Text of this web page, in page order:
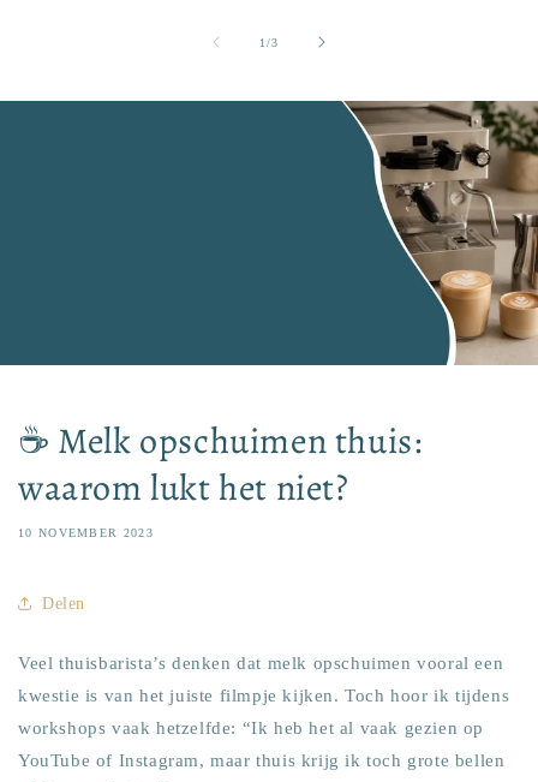
1/van
3
☕ Melk opschuimen thuis:
waarom lukt het niet?
10 NOVEMBER 2023
Delen
Veel thuisbarista’s denken dat melk opschuimen vooral een
kwestie is van het juiste filmpje kijken. Toch hoor ik tijdens
workshops vaak hetzelfde: “Ik heb het al vaak gezien op
YouTube of Instagram, maar thuis krijg ik toch grote bellen